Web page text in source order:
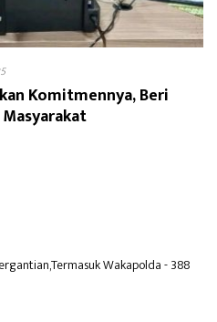
Komitmennya, Beri
Wakapolda- 388